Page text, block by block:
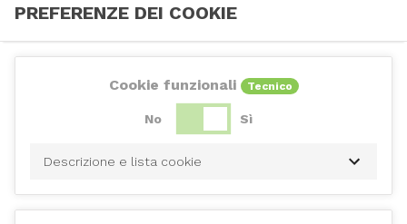
PREFERENZE DEI COOKIE
Cookie funzionali Tecnico
No Sì
Descrizione e lista cookie